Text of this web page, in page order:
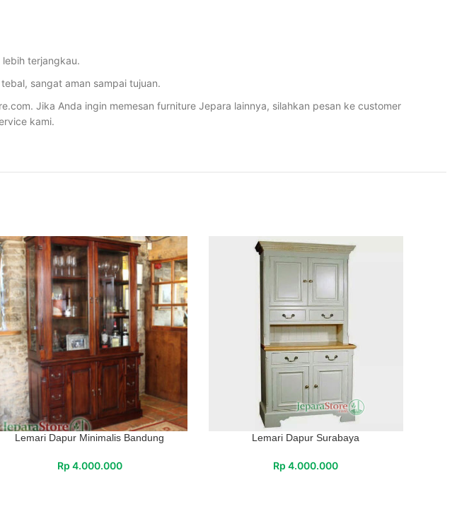
terjangkau.
sangat aman sampai tujuan.
Jika Anda ingin memesan furniture Jepara lainnya, silahkan pesan ke customer
kami.
Lemari Dapur Minimalis Bandung
Rp 4.000.000
Lemari Dapur Surabaya
Rp 4.000.000